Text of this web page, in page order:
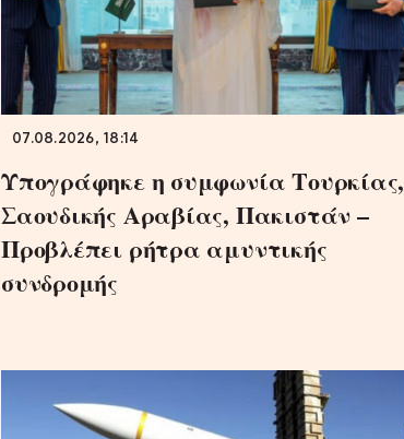
07.08.2026, 18:14
Υπογράφηκε η συμφωνία Τουρκίας,
Σαουδικής Αραβίας, Πακιστάν –
Προβλέπει ρήτρα αμυντικής
συνδρομής